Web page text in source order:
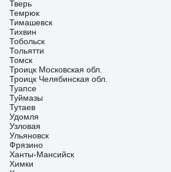
Тверь
Темрюк
Тимашевск
Тихвин
Тобольск
Тольятти
Томск
Троицк Московская обл.
Троицк Челябинская обл.
Туапсе
Туймазы
Тутаев
Удомля
Узловая
Ульяновск
Фрязино
Ханты-Мансийск
Химки